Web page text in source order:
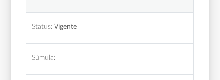
Status: Vigente
Súmula: